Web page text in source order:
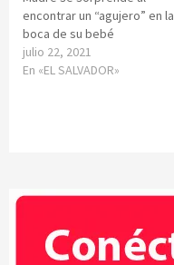
encontrar un “agujero” en la
boca de su bebé
julio 22, 2021
En «EL SALVADOR»